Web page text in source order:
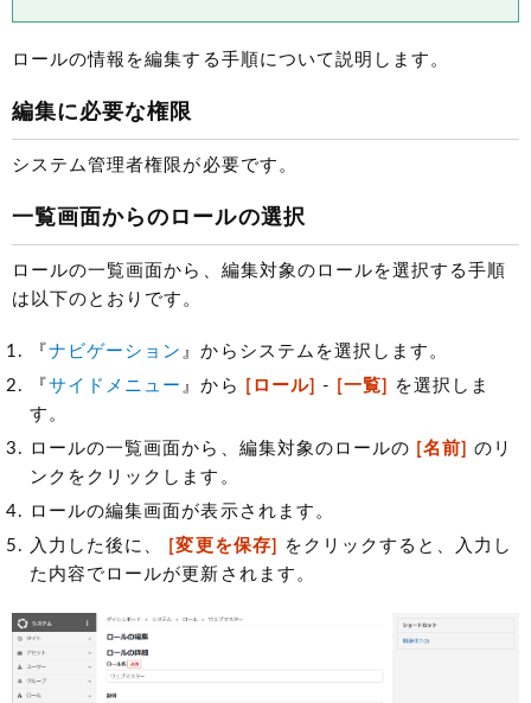
ロールの情報を編集する手順について説明します。
編集に必要な権限
システム管理者権限が必要です。
一覧画面からのロールの選択
ロールの一覧画面から、編集対象のロールを選択する手順
は以下のとおりです。
『ナビゲーション 』からシステムを選択します。
『サイドメニュー 』から [ロール] - [一覧]
を選択しま
す。
ロールの一覧画面から、編集対象のロールの [名前] のリ
ンクをクリックします。
ロールの編集画面が表示されます。
入力した後に、
[変更を保存]
をクリックすると、入力し
た内容でロールが更新されます。